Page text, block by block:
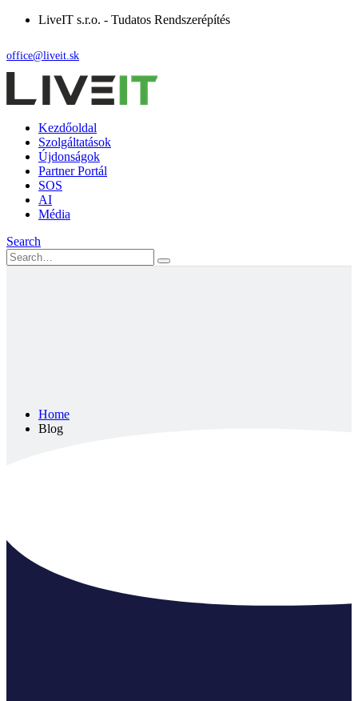
LiveIT s.r.o. - Tudatos Rendszerépítés
office@liveit.sk
Kezdőoldal
Szolgáltatások
Újdonságok
Partner Portál
SOS
AI
Média
Search
Home
Blog